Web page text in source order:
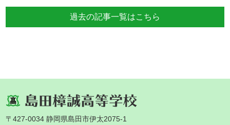
過去の記事一覧はこちら
〒427-0034 静岡県島田市伊太2075-1